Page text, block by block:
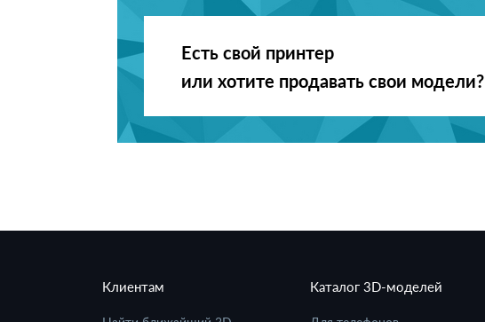
Есть свой принтер
или хотите продавать свои модели?
Клиентам Каталог 3D-моделей